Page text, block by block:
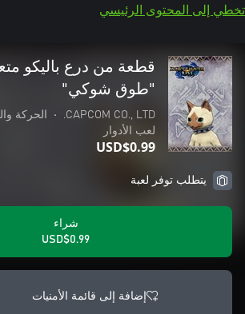
تخطي إلى المحتوى الرئيسي
قطعة من درع باليكو
"طوق شوكي"
CAPCOM CO., LTD.
• الحركة
لعب الأدوار
USD$0.99
يتطلب توفر لعبة
شراء
USD$0.99
إضافة إلى قائمة الأمنيات